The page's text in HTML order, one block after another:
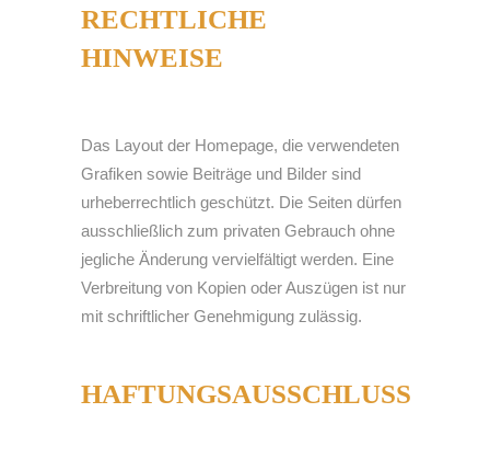
RECHTLICHE
HINWEISE
Das Layout der Homepage, die verwendeten
Grafiken sowie Beiträge und Bilder sind
urheberrechtlich geschützt. Die Seiten dürfen
ausschließlich zum privaten Gebrauch ohne
jegliche Änderung vervielfältigt werden. Eine
Verbreitung von Kopien oder Auszügen ist nur
mit schriftlicher Genehmigung zulässig.
HAFTUNGSAUSSCHLUSS